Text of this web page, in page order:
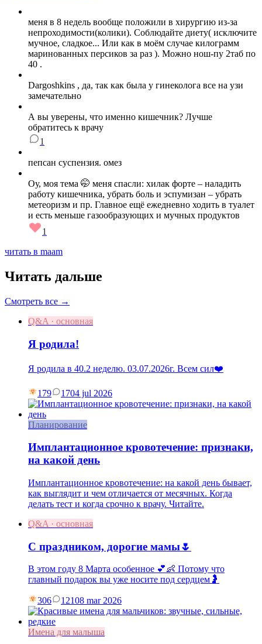
меня в 8 недель вообще положили в хирургию из-за
непроходимости(колики). Соблюдайте диету( исключите
мучное, сладкое... Или как в моём случае килограмм
маринованных персиков за раз ). Можно нош-пу 2таб по
40 .
Dargoshkins , да, так как была у гинеколога все на узи
замечательно
А вы уверены, что именно кишечник? Лучше
обратитесь к врачу
1
пепсан суспензия. омез
Оу, моя тема 🤭 меня спасли: хилак форте – наладить
работу кишечника, убрать боль и эспумизан – убрать
метеоризм и пр. Главное ещё ежедневно ходить в туалет
и есть меньше газообразующих и мучных продуктов
1
читать в maam
Читать дальше
Смотреть все →
Q&A · основная
Я родила!
Я родила в 40.2 неделю. 03.07.2026г. Всем сил❤️
179 1704 jul 2026
Планирование
Имплантационное кровотечение: признаки,
на какой день
Имплантационное кровотечение: на какой день бывает,
как выглядит и чем отличается от месячных. Когда
делать тест и когда срочно к врачу. Читайте.
Q&A · основная
С праздником, дорогие мамы🌷
В этом году 8 Марта особенное 💕👶 Потому что
главный подарок вы уже носите под сердцем🤰
306 12108 mar 2026
Имена для малыша